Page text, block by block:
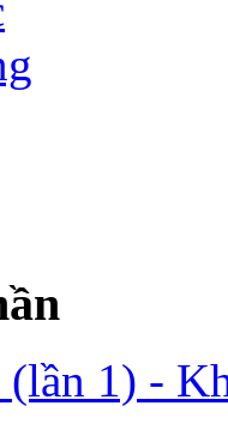
1) -